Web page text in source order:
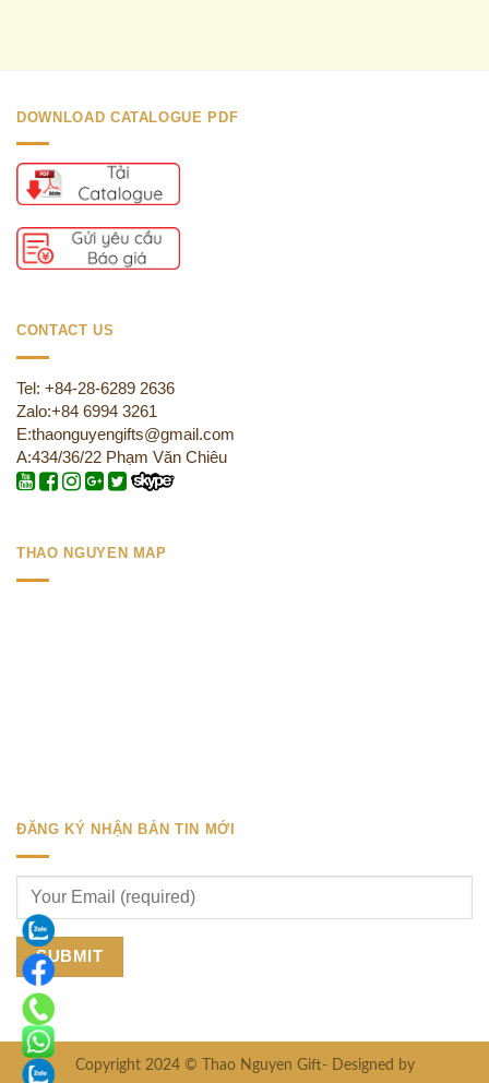
DOWNLOAD CATALOGUE PDF
CONTACT US
Tel: +84-28-6289 2636
Zalo:+84 6994 3261
E:thaonguyengifts@gmail.com
A:434/36/22 Phạm Văn Chiêu
THAO NGUYEN MAP
ĐĂNG KÝ NHẬN BẢN TIN MỚI
Copyright 2024 © Thao Nguyen Gift- Designed by